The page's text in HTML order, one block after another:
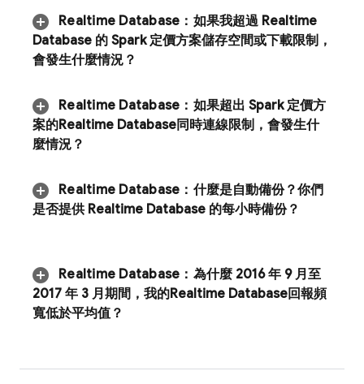
Realtime Database ： 如果我超過 Realtime
Database 的 Spark 定價方案儲存空間或下載限制，
會發生什麼情況？
Realtime Database ： 如果超出 Spark 定價方
案的Realtime Database同時連線限制，會發生什
麼情況？
Realtime Database ： 什麼是自動備份？你們
是否提供 Realtime Database 的每小時備份？
Realtime Database ： 為什麼 2016 年 9 月至
2017 年 3 月期間，我的Realtime Database回報頻
寬低於平均值？